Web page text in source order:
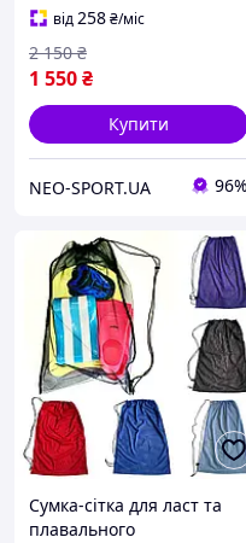
від258₴/міс
1 550₴
2 150 ₴
Купити
NEO-SPORT.UA 96%
Сумка-сітка для ласт та
плавального